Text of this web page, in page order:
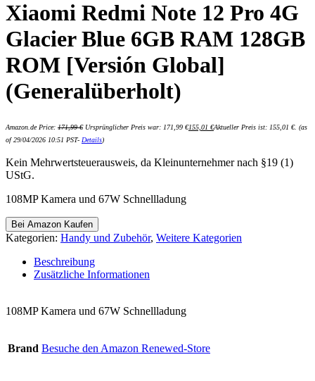
Xiaomi Redmi Note 12 Pro 4G
Glacier Blue 6GB RAM 128GB
ROM [Versión Global]
(Generalüberholt)
Amazon.de Price: 171,99€ Ursprünglicher Preis war: 171,99 €155,01 €Aktueller Preis ist: 155,01 €. (as
of 29/04/2026 10:51 PST- Details)
Kein Mehrwertsteuerausweis, da Kleinunternehmer nach §19 (1)
UStG.
108MP Kamera und 67W Schnellladung
Bei Amazon Kaufen
Kategorien: Handy und Zubehör, Weitere Kategorien
Beschreibung
Zusätzliche Informationen
108MP Kamera und 67W Schnellladung
Brand Besuche den Amazon Renewed-Store